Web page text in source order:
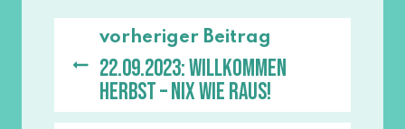
vorheriger Beitrag
22.09.2023: Willkommen
Herbst – Nix wie raus!